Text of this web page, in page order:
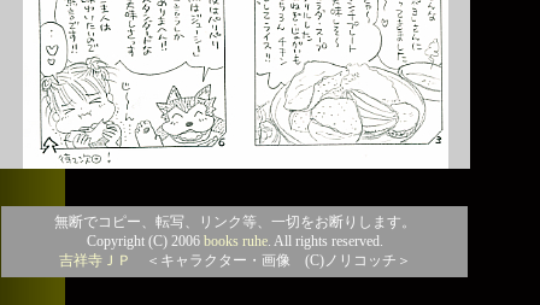
無断でコピー、転写、リンク等、一切をお断りします。
Copyright (C) 2006 books ruhe. All rights reserved.
吉祥寺ＪＰ
＜キャラクター・画像 (C)ノリコッチ＞